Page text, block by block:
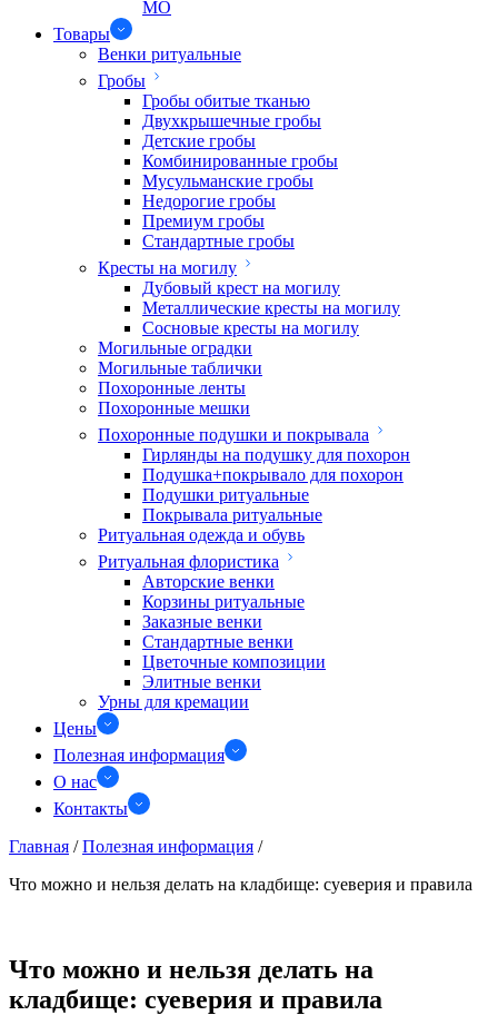
МО
Товары
Венки ритуальные
Гробы
Гробы обитые тканью
Двухкрышечные гробы
Детские гробы
Комбинированные гробы
Мусульманские гробы
Недорогие гробы
Премиум гробы
Стандартные гробы
Кресты на могилу
Дубовый крест на могилу
Металлические кресты на могилу
Сосновые кресты на могилу
Могильные оградки
Могильные таблички
Похоронные ленты
Похоронные мешки
Похоронные подушки и покрывала
Гирлянды на подушку для похорон
Подушка+покрывало для похорон
Подушки ритуальные
Покрывала ритуальные
Ритуальная одежда и обувь
Ритуальная флористика
Авторские венки
Корзины ритуальные
Заказные венки
Стандартные венки
Цветочные композиции
Элитные венки
Урны для кремации
Цены
Полезная информация
О нас
Контакты
Главная / Полезная информация /
Что можно и нельзя делать на кладбище: суеверия и правила
Что можно и нельзя делать на
кладбище: суеверия и правила